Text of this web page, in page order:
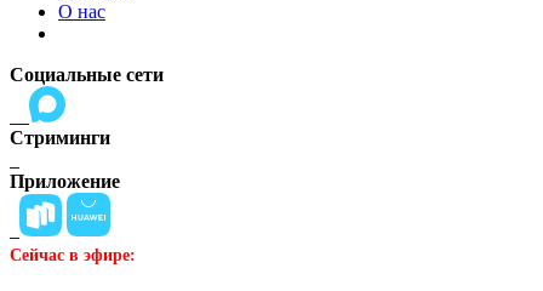
О нас
Социальные сети
Стриминги
Приложение
Сейчас в эфире: